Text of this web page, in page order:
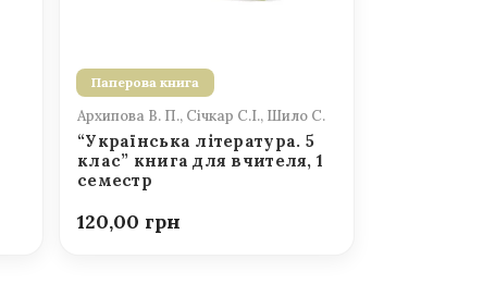
Паперова книга
Архипова В. П., Січкар С.І., Шило С.
“Українська література. 5
клас” книга для вчителя, 1
семестр
120,00